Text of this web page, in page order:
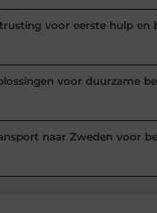
voor eerste hulp en
voor duurzame
naar Zweden voor